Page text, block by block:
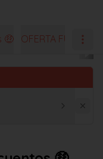
🤑 OFERTA FUGACES